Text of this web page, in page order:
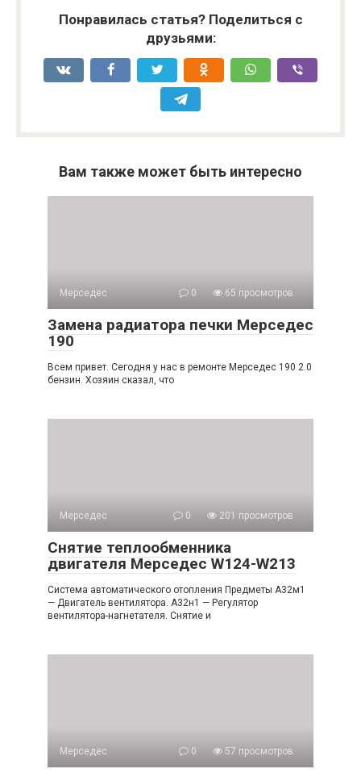
Понравилась статья? Поделиться с
друзьями:
Вам также может быть интересно
Мерседес 0 65 просмотров
Замена радиатора печки Мерседес
190
Всем привет. Сегодня у нас в ремонте Мерседес 190 2.0
бензин. Хозяин сказал, что
Мерседес 0 201 просмотров
Снятие теплообменника
двигателя Мерседес W124-W213
Система автоматического отопления Предметы А32м1
— Двигатель вентилятора. А32н1 — Регулятор
вентилятора-нагнетателя. Снятие и
Мерседес 0 57 просмотров